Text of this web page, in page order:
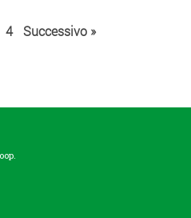
4 Successivo »